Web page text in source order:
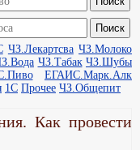
ЧЗ.Лекартсва ЧЗ.Молоко
ЧЗ.Табак ЧЗ.Шубы
ЕГАИС.Марк.Алк
1С Прочее ЧЗ.Общепит
Как провести